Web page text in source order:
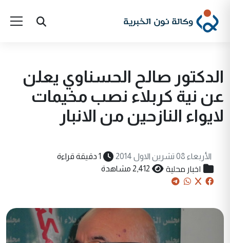
الدكتور صالح الحسناوي يعلن
عن نية كربلاء نصب مخيمات
لايواء النازحين من الانبار
الأربعاء 08 تشرين الاول 2014 1 دقيقة قراءة
اخبار محلية 2,412 مشاهدة